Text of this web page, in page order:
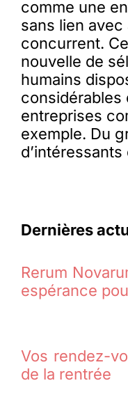
comme une
sans lien
concurrent.
nouvelle de
humains
considérables
entreprises
exemple. Du
d’intéressants
Dernières
Rerum
espérance
Vos rendez-
de la rentrée